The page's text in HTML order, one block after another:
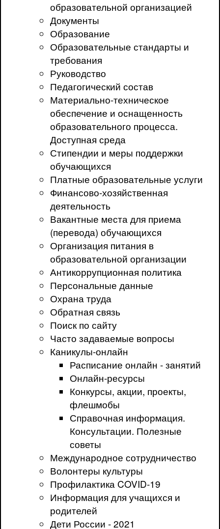
образовательной организацией
Документы
Образование
Образовательные стандарты и
требования
Руководство
Педагогический состав
Материально-техническое
обеспечение и оснащенность
образовательного процесса.
Доступная среда
Стипендии и меры поддержки
обучающихся
Платные образовательные услуги
Финансово-хозяйственная
деятельность
Вакантные места для приема
(перевода) обучающихся
Организация питания в
образовательной организации
Антикоррупционная политика
Персональные данные
Охрана труда
Обратная связь
Поиск по сайту
Часто задаваемые вопросы
Каникулы-онлайн
Расписание онлайн - занятий
Онлайн-ресурсы
Конкурсы, акции, проекты,
флешмобы
Справочная информация.
Консультации. Полезные
советы
Международное сотрудничество
Волонтеры культуры
Профилактика COVID-19
Информация для учащихся и
родителей
Дети России - 2021